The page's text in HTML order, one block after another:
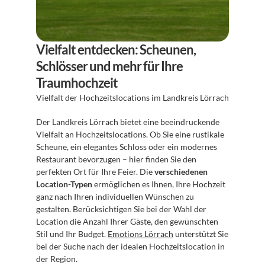
Vielfalt entdecken: Scheunen,
Schlösser und mehr für Ihre
Traumhochzeit
Vielfalt der Hochzeitslocations im Landkreis Lörrach
Der Landkreis Lörrach bietet eine beeindruckende
Vielfalt an Hochzeitslocations. Ob Sie eine rustikale
Scheune, ein elegantes Schloss oder ein modernes
Restaurant bevorzugen – hier finden Sie den
perfekten Ort für Ihre Feier. Die verschiedenen
Location-Typen ermöglichen es Ihnen, Ihre Hochzeit
ganz nach Ihren individuellen Wünschen zu
gestalten. Berücksichtigen Sie bei der Wahl der
Location die Anzahl Ihrer Gäste, den gewünschten
Stil und Ihr Budget. Emotions Lörrach unterstützt Sie
bei der Suche nach der idealen Hochzeitslocation in
der Region.